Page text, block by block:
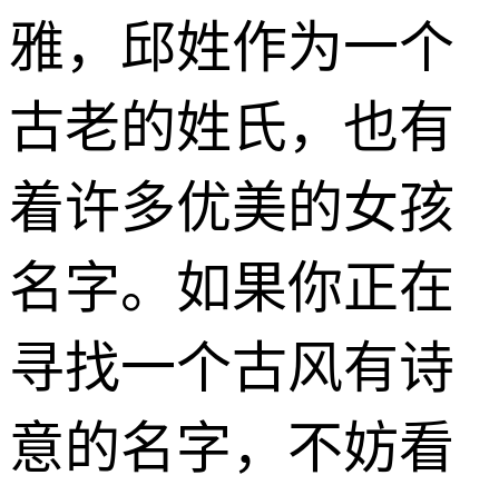
雅，邱姓作为一个
古老的姓氏，也有
着许多优美的女孩
名字。如果你正在
寻找一个古风有诗
意的名字，不妨看